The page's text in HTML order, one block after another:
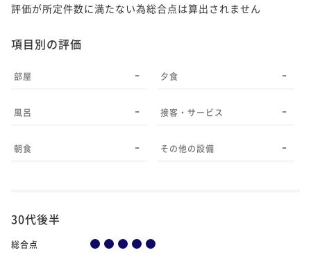
評価が所定件数に満たない為総合点は算出されません
項目別の評価
部屋 -
風呂 -
朝食 -
夕食 -
接客・サービス -
その他の設備 -
30代後半
総合点